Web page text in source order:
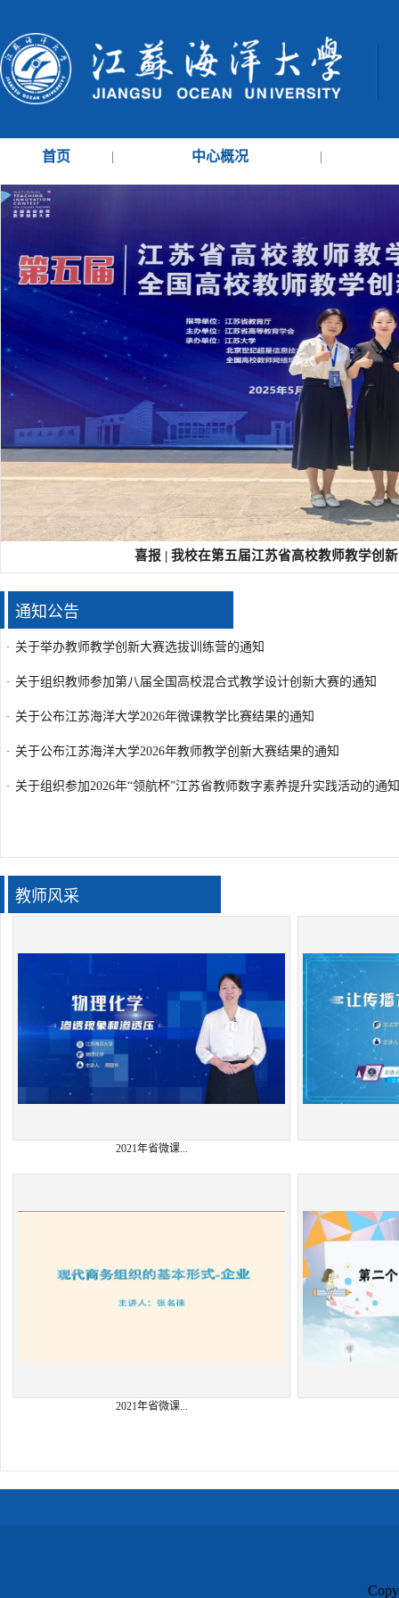
首页 | 中心概况 |
喜报 | 我校在第五届江苏省高校教师教学创
通知公告
· 关于举办教师教学创新大赛选拔训练营的通知
· 关于组织教师参加第八届全国高校混合式教学设计创新大赛的通知
· 关于公布江苏海洋大学2026年微课教学比赛结果的通知
· 关于公布江苏海洋大学2026年教师教学创新大赛结果的通知
· 关于组织参加2026年“领航杯”江苏省教师数字素养提升实践活动的通知
教师风采
2021年省微课...
2021年省微课...